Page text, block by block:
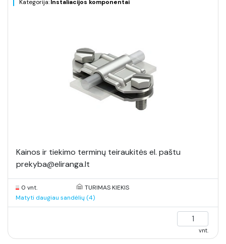
Kategorija: Instaliacijos komponentai
Kainos ir tiekimo terminų teiraukitės el. paštu
prekyba@eliranga.lt
0 vnt.
TURIMAS KIEKIS
Matyti daugiau sandėlių (4)
vnt.